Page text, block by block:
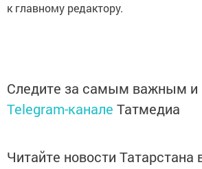
к главному редактору.
Следите за самым важным и
Telegram-канале Татмедиа
Читайте новости Татарстана